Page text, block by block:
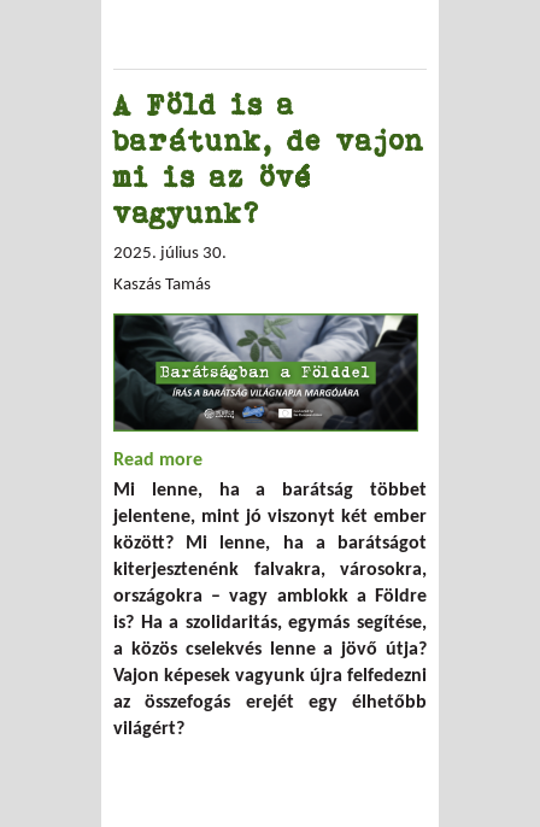
A Föld is a
barátunk, de vajon
mi is az övé
vagyunk?
2025. július 30.
Kaszás Tamás
Read more
is az övé vagyunk?
Mi lenne, ha a barátság többet
jelentene, mint jó viszonyt két ember
között? Mi lenne, ha a barátságot
kiterjesztenénk falvakra, városokra,
országokra – vagy amblokk a Földre
is? Ha a szolidaritás, egymás segítése,
a közös cselekvés lenne a jövő útja?
Vajon képesek vagyunk újra felfedezni
az összefogás erejét egy élhetőbb
világért?